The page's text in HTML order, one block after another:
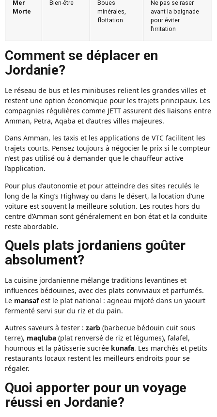
Mer
Morte
Bien-être
Boues
minérales,
flottation
Ne pas se raser
avant la baignade
pour éviter
l’irritation
Comment se déplacer en
Jordanie?
Le réseau de bus et les minibuses relient les grandes villes et
restent une option économique pour les trajets principaux. Les
compagnies régulières comme JETT assurent des liaisons entre
Amman, Petra, Aqaba et d’autres villes majeures.
Dans Amman, les taxis et les applications de VTC facilitent les
trajets courts. Pensez toujours à négocier le prix si le compteur
n’est pas utilisé ou à demander que le chauffeur active
l’application.
Pour plus d’autonomie et pour atteindre des sites reculés le
long de la King’s Highway ou dans le désert, la location d’une
voiture est souvent la meilleure solution. Les routes hors du
centre d’Amman sont généralement en bon état et la conduite
reste abordable.
Quels plats jordaniens goûter
absolument?
La cuisine jordanienne mélange traditions levantines et
influences bédouines, avec des plats conviviaux et parfumés.
Le mansafest le plat national : agneau mijoté dans un yaourt
fermenté servi sur du riz et du pain.
Autres saveurs à tester : zarb (barbecue bédouin cuit sous
terre), maqluba (plat renversé de riz et légumes), falafel,
houmous et la pâtisserie sucrée kunafa. Les marchés et petits
restaurants locaux restent les meilleurs endroits pour se
régaler.
Quoi apporter pour un voyage
réussi en Jordanie?